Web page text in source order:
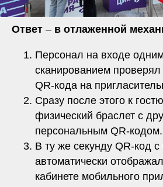
Ответ – в отлаженной
Персонал на входе
сканированием проверял
QR-кода на
Сразу после этого к
физический браслет с
персональным QR-кодом.
В ту же секунду QR-код с
автоматически
кабинете мобильного